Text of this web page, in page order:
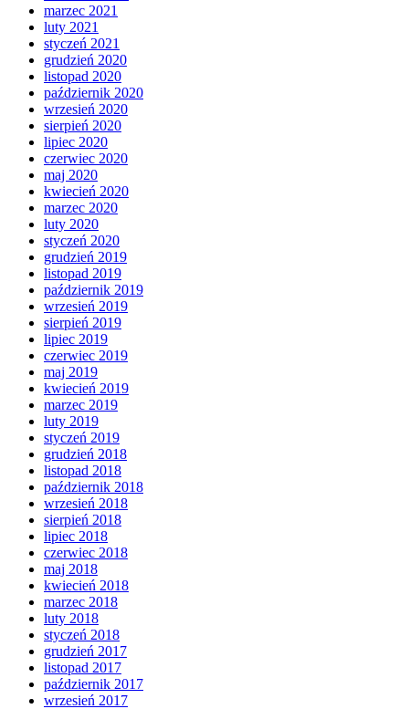
marzec 2021
luty 2021
styczeń 2021
grudzień 2020
listopad 2020
październik 2020
wrzesień 2020
sierpień 2020
lipiec 2020
czerwiec 2020
maj 2020
kwiecień 2020
marzec 2020
luty 2020
styczeń 2020
grudzień 2019
listopad 2019
październik 2019
wrzesień 2019
sierpień 2019
lipiec 2019
czerwiec 2019
maj 2019
kwiecień 2019
marzec 2019
luty 2019
styczeń 2019
grudzień 2018
listopad 2018
październik 2018
wrzesień 2018
sierpień 2018
lipiec 2018
czerwiec 2018
maj 2018
kwiecień 2018
marzec 2018
luty 2018
styczeń 2018
grudzień 2017
listopad 2017
październik 2017
wrzesień 2017